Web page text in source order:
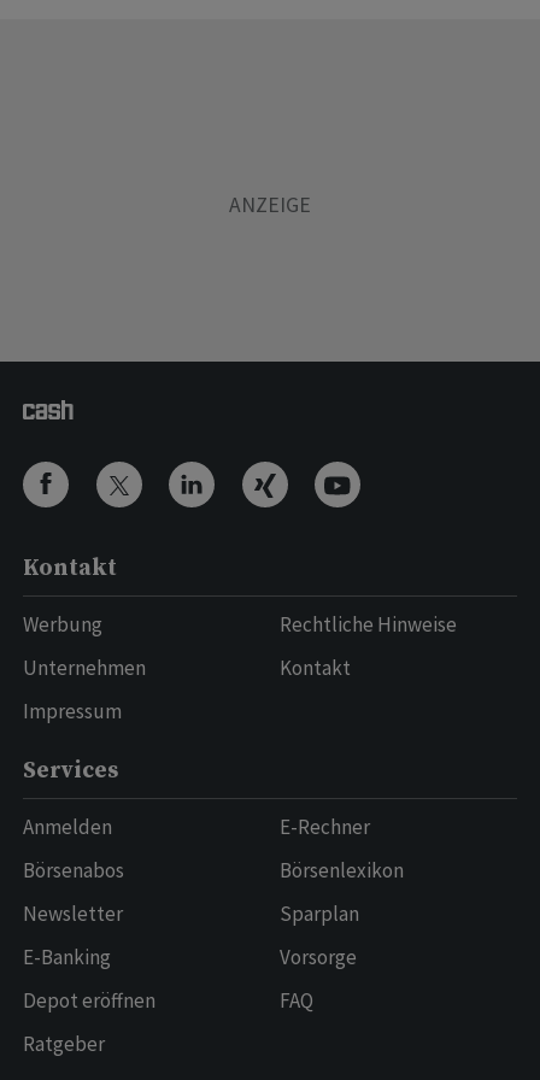
Kontakt
Werbung
Unternehmen
Impressum
Rechtliche Hinweise
Kontakt
Services
Anmelden
Börsenabos
Newsletter
E-Banking
Depot eröffnen
Ratgeber
E-Rechner
Börsenlexikon
Sparplan
Vorsorge
FAQ